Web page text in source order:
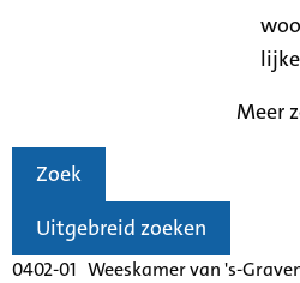
Meer
Zoek
Uitgebreid zoeken
0402-01 Weeskamer van 's-